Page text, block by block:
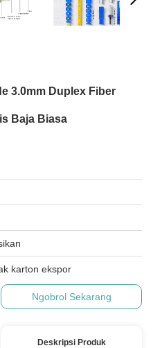
3.0mm Duplex Fiber
Baja Biasa
karton ekspor
Ngobrol Sekarang
Deskripsi Produk